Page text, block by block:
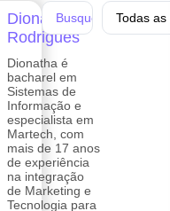
Dionatha
Rodrigues
Dionatha é
bacharel em
Sistemas de
Informação e
especialista em
Martech, com
mais de 17 anos
de experiência
na integração
de Marketing e
Tecnologia para
Todas